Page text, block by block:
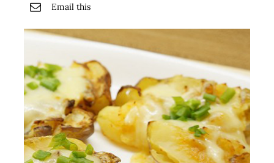
Oferta
Cos
Email this